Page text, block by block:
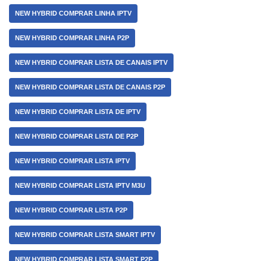
NEW HYBRID COMPRAR LINHA IPTV
NEW HYBRID COMPRAR LINHA P2P
NEW HYBRID COMPRAR LISTA DE CANAIS IPTV
NEW HYBRID COMPRAR LISTA DE CANAIS P2P
NEW HYBRID COMPRAR LISTA DE IPTV
NEW HYBRID COMPRAR LISTA DE P2P
NEW HYBRID COMPRAR LISTA IPTV
NEW HYBRID COMPRAR LISTA IPTV M3U
NEW HYBRID COMPRAR LISTA P2P
NEW HYBRID COMPRAR LISTA SMART IPTV
NEW HYBRID COMPRAR LISTA SMART P2P